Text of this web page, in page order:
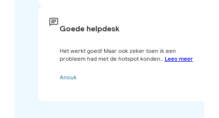
Goede helpdesk
Het werkt goed! Maar ook zeker toen ik een
probleem had met de hotspot konden... Lees meer
Anouk